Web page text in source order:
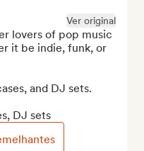
Ver original
lovers of pop music
it be indie, funk, or
and DJ sets.
DJ sets